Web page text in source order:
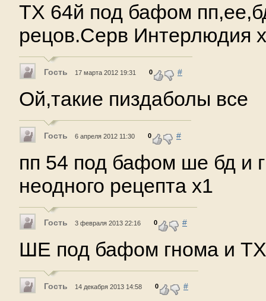
ТХ 64й под бафом
рецов.Серв Интерлюдия
Гость 17 марта 2012 19:31 0 #
Ой,такие пиздаболы все
Гость 6 апреля 2012 11:30 0 #
пп 54 под бафом ше бд и
неодного рецепта х1
Гость 3 февраля 2013 22:16 0 #
ШЕ под бафом гнома и
Гость 14 декабря 2013 14:58 0 #